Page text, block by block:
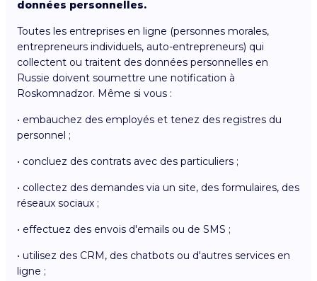
données personnelles.
Toutes les entreprises en ligne (personnes morales,
entrepreneurs individuels, auto-entrepreneurs) qui
collectent ou traitent des données personnelles en
Russie doivent soumettre une notification à
Roskomnadzor. Même si vous :
• embauchez des employés et tenez des registres du
personnel ;
• concluez des contrats avec des particuliers ;
• collectez des demandes via un site, des formulaires, des
réseaux sociaux ;
• effectuez des envois d'emails ou de SMS ;
• utilisez des CRM, des chatbots ou d'autres services en
ligne ;